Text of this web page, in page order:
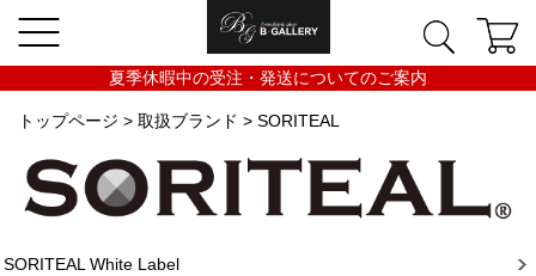
夏季休暇中の受注・発送についてのご案内
トップページ > 取扱ブランド > SORITEAL
SORITEAL White Label